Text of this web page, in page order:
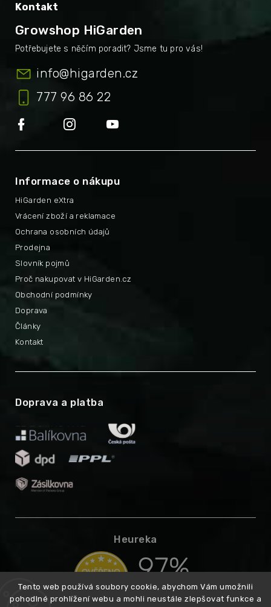
Tento web používá soubory cookie, abychom Vám umožnili
pohodlné prohlížení webu a mohli neustále zlepšovat funkce a
Kontakt
Growshop HiGarden
info@higarden.cz
777 96 86 22
Informace o nákupu
HiGarden eXtra
Proč nakupovat v HiGarden.cz
Vrácení zboží a reklamace
Obchodní podmínky
Ochrana osobních údajů
Doprava
Prodejna
Články
Slovník pojmů
Kontakt
Doprava a platba
Heureka